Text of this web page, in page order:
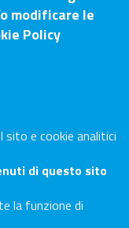
modificare le
Policy
sito e cookie analitici
di questo sito
la funzione di